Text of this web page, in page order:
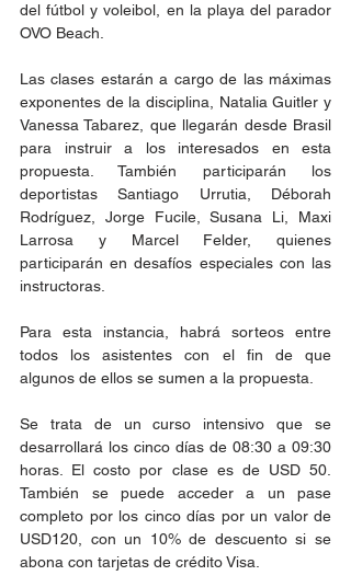
del fútbol y voleibol, en la playa del parador
OVO Beach.
Las clases estarán a cargo de las máximas
exponentes de la disciplina, Natalia Guitler y
Vanessa Tabarez, que llegarán desde Brasil
para instruir a los interesados en esta
propuesta. También participarán los
deportistas Santiago Urrutia, Déborah
Rodríguez, Jorge Fucile, Susana Li, Maxi
Larrosa y Marcel Felder, quienes
participarán en desafíos especiales con las
instructoras.
Para esta instancia, habrá sorteos entre
todos los asistentes con el fin de que
algunos de ellos se sumen a la propuesta.
Se trata de un curso intensivo que se
desarrollará los cinco días de 08:30 a 09:30
horas. El costo por clase es de USD 50.
También se puede acceder a un pase
completo por los cinco días por un valor de
USD120, con un 10% de descuento si se
abona con tarjetas de crédito Visa.